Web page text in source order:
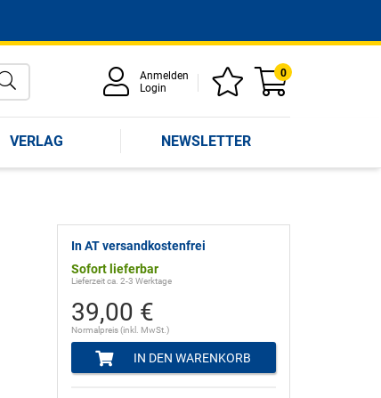
Anmelden
Login
0
VERLAG NEWSLETTER
In AT versandkostenfrei
Sofort lieferbar
Lieferzeit ca. 2-3 Werktage
39,00 €
Normalpreis (inkl. MwSt.)
IN DEN WARENKORB